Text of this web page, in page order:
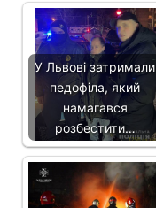
У Львові затримали
педофіла, який
намагався
розбестити…